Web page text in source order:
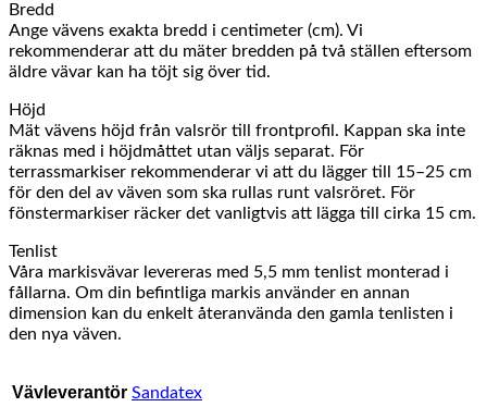
Bredd
Ange vävens exakta bredd i centimeter (cm). Vi
rekommenderar att du mäter bredden på två ställen eftersom
äldre vävar kan ha töjt sig över tid.
Höjd
Mät vävens höjd från valsrör till frontprofil. Kappan ska inte
räknas med i höjdmåttet utan väljs separat. För
terrassmarkiser rekommenderar vi att du lägger till 15–25 cm
för den del av väven som ska rullas runt valsröret. För
fönstermarkiser räcker det vanligtvis att lägga till cirka 15 cm.
Tenlist
Våra markisvävar levereras med 5,5 mm tenlist monterad i
fållarna. Om din befintliga markis använder en annan
dimension kan du enkelt återanvända den gamla tenlisten i
den nya väven.
Vävleverantör Sandatex